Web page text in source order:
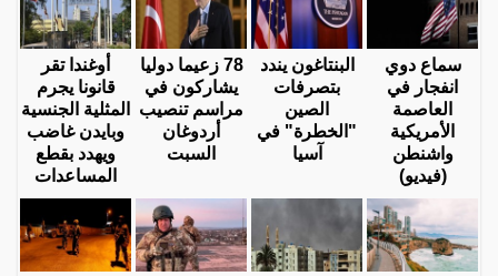
سماع دوي
انفجار في
العاصمة
الأمريكية
واشنطن
(فيديو)
البنتاغون يندد
بتصرفات
الصين
"الخطرة" في
آسيا
78 زعيما دوليا
يشاركون في
مراسم تنصيب
أردوغان
السبت
أوغندا تقر
قانونا يجرم
المثلية الجنسية
وبايدن غاضب
ويهدد بقطع
المساعدات